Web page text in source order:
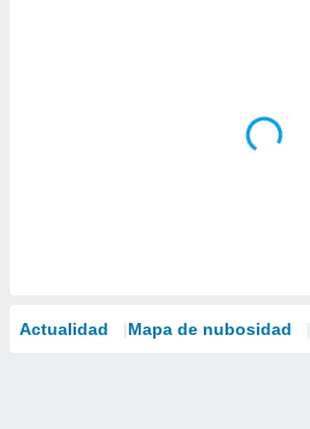
Actualidad Mapa de nubosidad